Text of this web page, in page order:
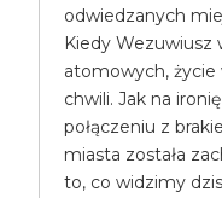
odwiedzanych
Kiedy Wezuwiusz
atomowych, życie
chwili. Jak na
połączeniu z
miasta została
to, co widzimy